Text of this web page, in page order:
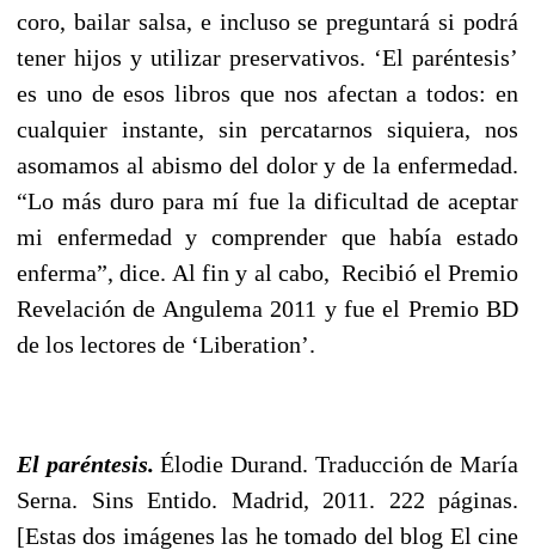
coro, bailar salsa, e incluso se preguntará si podrá
tener hijos y utilizar preservativos. ‘El paréntesis’
es uno de esos libros que nos afectan a todos: en
cualquier instante, sin percatarnos siquiera, nos
asomamos al abismo del dolor y de la enfermedad.
“Lo más duro para mí fue la dificultad de aceptar
mi enfermedad y comprender que había estado
enferma”, dice. Al fin y al cabo, Recibió el Premio
Revelación de Angulema 2011 y fue el Premio BD
de los lectores de ‘Liberation’.
El paréntesis. Élodie Durand. Traducción de María
Serna. Sins Entido. Madrid, 2011. 222 páginas.
[Estas dos imágenes las he tomado del blog El cine